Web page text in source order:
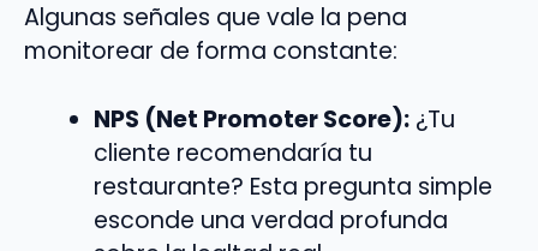
Algunas señales que vale la pena
monitorear de forma constante:
NPS (Net Promoter Score):¿Tu
cliente recomendaría tu
restaurante? Esta pregunta simple
esconde una verdad profunda